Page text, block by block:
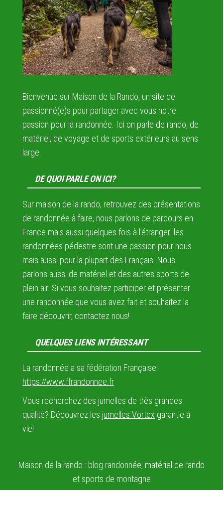
Bienvenue sur Maison de la Rando, un site de
passionné(e)s pour partager avec vous notre
passion pour la randonnée. Ici on parle de rando, de
matériel, de voyage et de sports extérieurs au sens
large.
DE QUOI PARLE ON ICI?
Sur maison de la rando, retrouvez des présentations
de randonnée à faire, nous parlons de parcours en
France mais aussi quelques fois à l’étranger. les
randonnées pédestre sont une passion pour nous
mais aussi pour la plupart des Français. Nous
parlons aussi de matériel et des autres sports de
plein air. Si vous souhaitez participer et présenter
une randonnée que vous avez fait et souhaitez la
faire découvrir, contactez nous!
QUELQUES LIENS INTÉRESSANT
La randonnée a sa fédération Française!
https://www.ffrandonnee.fr
Vous recherchez des jumelles de très grandes
qualité? Découvrez les jumelles Vortex garantie à
vie!
Maison de la rando : blog randonnée, matériel de rando
et sports de montagne